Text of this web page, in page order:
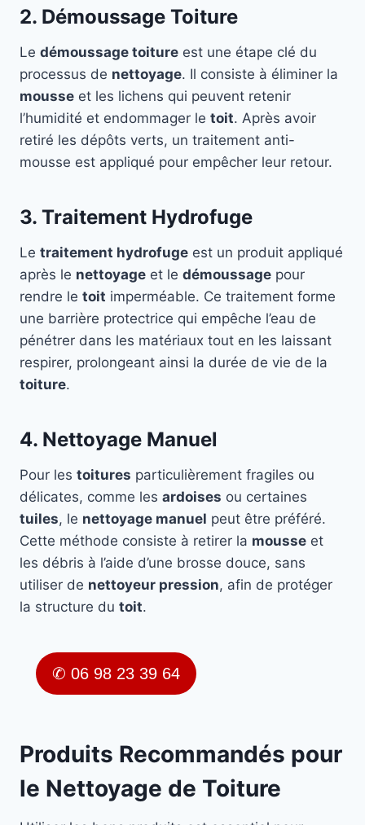
2. Démoussage Toiture
Le démoussage toiture est une étape clé du
processus de nettoyage. Il consiste à éliminer la
mousse et les lichens qui peuvent retenir
l’humidité et endommager le toit. Après avoir
retiré les dépôts verts, un traitement anti-
mousse est appliqué pour empêcher leur retour.
3. Traitement Hydrofuge
Le traitement hydrofuge est un produit appliqué
après le nettoyage et le démoussage pour
rendre le toit imperméable. Ce traitement forme
une barrière protectrice qui empêche l’eau de
pénétrer dans les matériaux tout en les laissant
respirer, prolongeant ainsi la durée de vie de la
toiture.
4. Nettoyage Manuel
Pour les toitures particulièrement fragiles ou
délicates, comme les ardoises ou certaines
tuiles, le nettoyage manuel peut être préféré.
Cette méthode consiste à retirer la mousse et
les débris à l’aide d’une brosse douce, sans
utiliser de nettoyeur pression, afin de protéger
la structure du toit.
✆ 06 98 23 39 64
Produits Recommandés pour
le Nettoyage de Toiture